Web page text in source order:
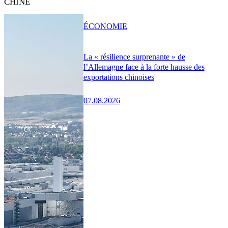
La « résilience surprenante » de
l’Allemagne face à la forte hausse des
exportations chinoises
07.08.2026
ÉCONOMIE